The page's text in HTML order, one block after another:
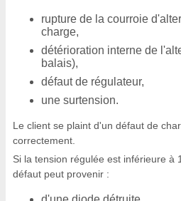
rupture de la courroie
charge,
détérioration interne de
balais),
défaut de régulateur,
une surtension.
Le client se plaint d'un défaut de
correctement.
Si la tension régulée est inférieure à
défaut peut provenir :